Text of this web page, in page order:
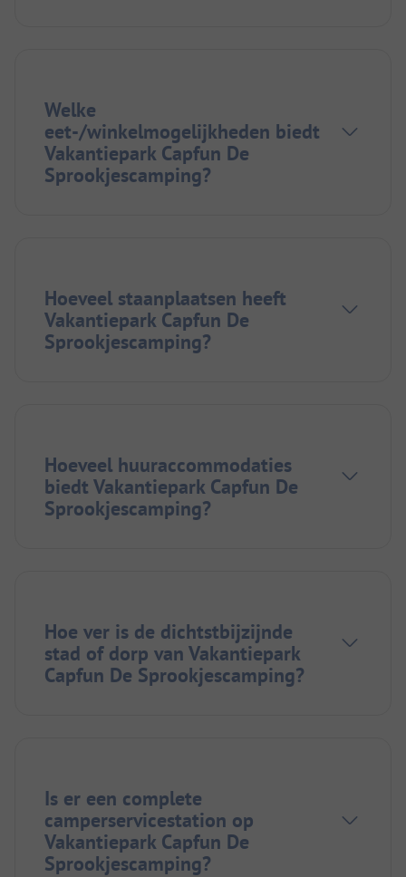
Welke
eet-/winkelmogelijkheden biedt
Vakantiepark Capfun De
Sprookjescamping?
Hoeveel staanplaatsen heeft
Vakantiepark Capfun De
Sprookjescamping?
Hoeveel huuraccommodaties
biedt Vakantiepark Capfun De
Sprookjescamping?
Hoe ver is de dichtstbijzijnde
stad of dorp van Vakantiepark
Capfun De Sprookjescamping?
Is er een complete
camperservicestation op
Vakantiepark Capfun De
Sprookjescamping?